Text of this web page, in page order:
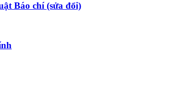
Báo chí (sửa đổi)